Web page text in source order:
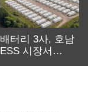
배터리 3사, 호남
ESS 시장서